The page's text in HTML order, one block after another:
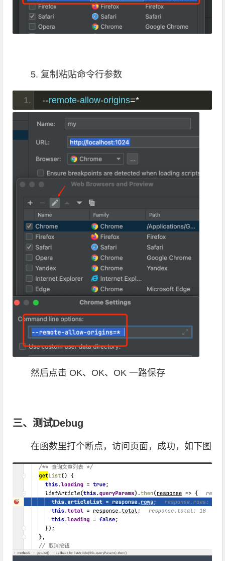
5. 复制粘贴命令行参数
--remote-allow-origins=*
然后点击 OK、OK、OK 一路保存
三、测试Debug
在函数里打个断点，访问页面，成功，如下图